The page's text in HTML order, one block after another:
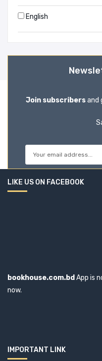
English
Join subscribersand
LIKE US ON FACEBOOK
bookhouse.com.bd App is
now.
IMPORTANT LINK